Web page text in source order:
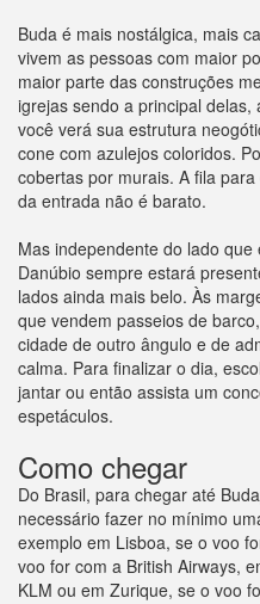
Buda é mais nostálgica, mais
vivem as pessoas com maior
maior parte das construções
igrejas sendo a principal
você verá sua estrutura
cone com azulejos coloridos.
cobertas por murais. A fila
da entrada não é barato.
Mas independente do lado
Danúbio sempre estará
lados ainda mais belo. Às
que vendem passeios de
cidade de outro ângulo e de
calma. Para finalizar o dia,
jantar ou então assista um
espetáculos.
Como chegar
Do Brasil, para chegar até
necessário fazer no mínimo
exemplo em Lisboa, se o voo
voo for com a British Airways,
KLM ou em Zurique, se o voo